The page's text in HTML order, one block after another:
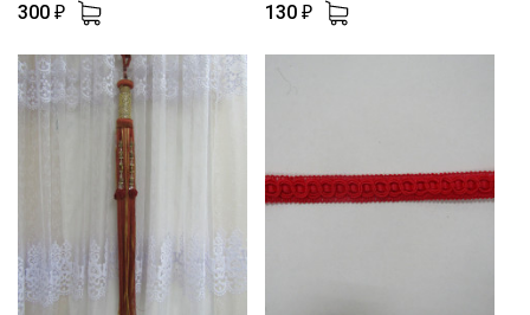
300 ₽ 130 ₽